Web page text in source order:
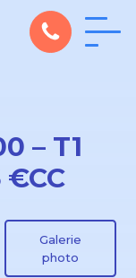
– T1
Galerie
photo